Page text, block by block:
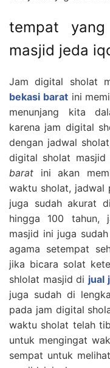
tempat
masjid jeda
Jam digital sholat
bekasi baratini
menunjang kita
karena jam digital
dengan jadwal
digital sholat masjid
barat ini akan
waktu sholat, jadwal
juga sudah akurat
hingga 100 tahun,
masjid ini juga
agama setempat
jika bicara solat
shlolat masjid di jual
juga sudah di
pada jam digital
waktu sholat telah
untuk mengingat
sempat untuk